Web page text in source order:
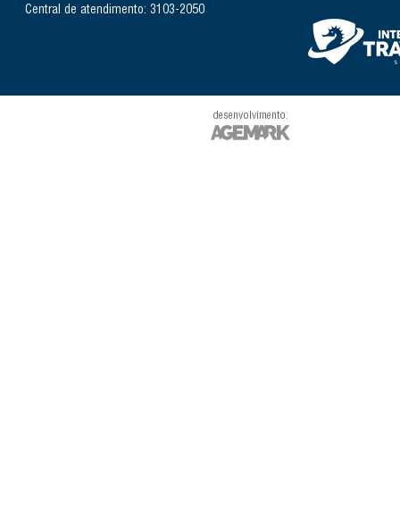
Central de atendimento: 3103-2050
desenvolvimento: